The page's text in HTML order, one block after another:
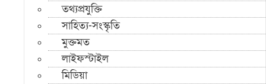
তথ্যপ্রযুক্তি
সাহিত্য-সংস্কৃতি
মুক্তমত
লাইফস্টাইল
মিডিয়া